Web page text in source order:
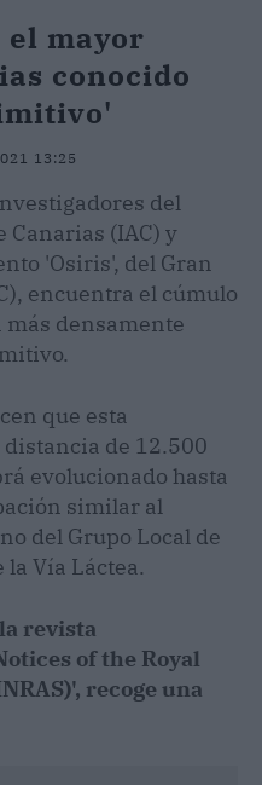
el mayor
conocido
13:25
del
(IAC) y
'Osiris', del Gran
encuentra el cúmulo
densamente
que esta
de 12.500
evolucionado hasta
similar al
del Grupo Local de
Vía Láctea.
revista
of the Royal
recoge una